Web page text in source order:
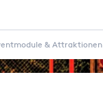
& Attraktionen